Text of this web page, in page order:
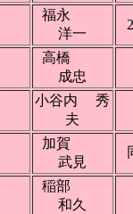
福永
洋一
高橋
成忠
小谷内 秀
夫
加賀
武見
稲部
和久